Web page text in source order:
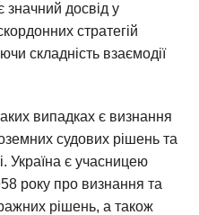
досвід у
стратегій
складність взаємодії
випадках є визнання
судових рішень та
Україна є учасницею
року про визнання та
рішень, а також